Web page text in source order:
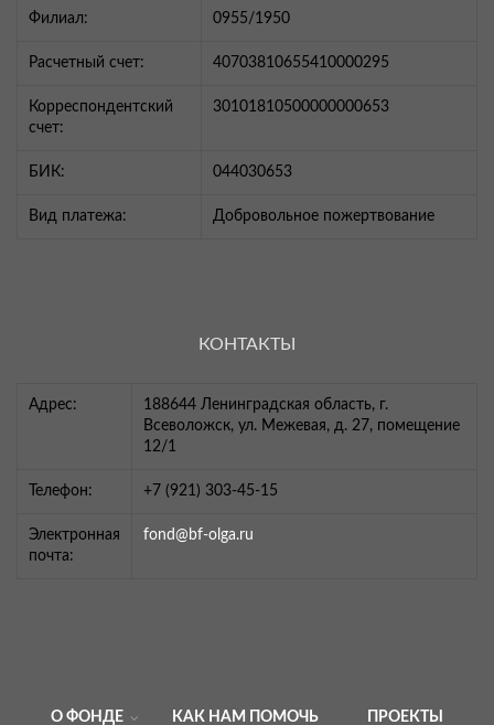
Филиал: 0955/1950
Расчетный счет: 40703810655410000295
Корреспондентский
счет:
30101810500000000653
БИК: 044030653
Вид платежа: Добровольное пожертвование
КОНТАКТЫ
Адрес:
188644 Ленинградская область, г.
Всеволожск, ул. Межевая, д. 27, помещение
12/1
Телефон: +7 (921) 303-45-15
Электронная
почта:
fond@bf-olga.ru
О ФОНДЕ КАК НАМ ПОМОЧЬ ПРОЕКТЫ